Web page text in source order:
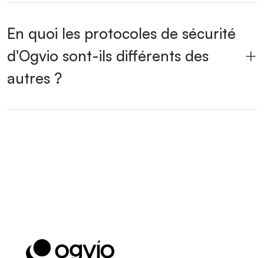
En quoi les protocoles de sécurité
d'Ogvio sont-ils différents des
autres ?